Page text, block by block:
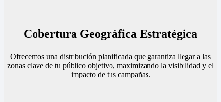
Cobertura Geográfica Estratégica
Ofrecemos una distribución planificada que garantiza llegar a las
zonas clave de tu público objetivo, maximizando la visibilidad y el
impacto de tus campañas.